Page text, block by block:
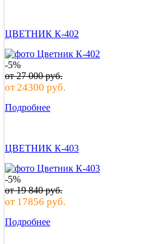
ЦВЕТНИК К-402
-5%
от27 000руб.
от24300 руб.
Подробнее
ЦВЕТНИК К-403
-5%
от19 840руб.
от 17856 руб.
Подробнее